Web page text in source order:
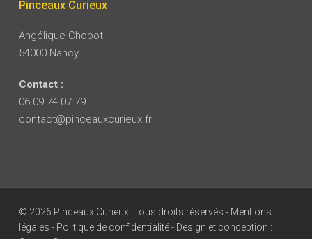
Pinceaux Curieux
Angélique Chopot
54000 Nancy
Contact :
06 09 74 07 79
contact@pinceauxcurieux.fr
© 2026 Pinceaux Curieux. Tous droits réservés - Mentions
légales - Politique de confidentialité- Design et conception :